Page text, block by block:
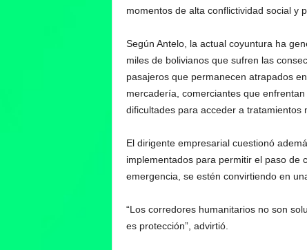
momentos de alta conflictividad social y
Según Antelo, la actual coyuntura ha
miles de bolivianos que sufren las
pasajeros que permanecen atrapados
mercadería, comerciantes que
dificultades para acceder a tratamientos
El dirigente empresarial cuestionó
implementados para permitir el paso de
emergencia, se estén convirtiendo en
“Los corredores humanitarios no son
es protección”, advirtió.